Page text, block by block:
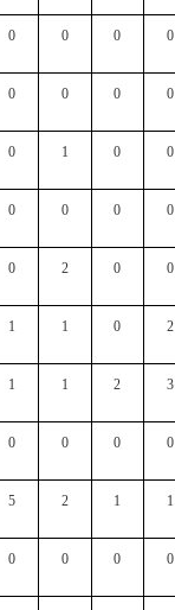
0 0 0 0
0 0 0 0
0 1 0 0
0 0 0 0
0 2 0 0
1 1 0 2
1 1 2 3
0 0 0 0
5 2 1 1
0 0 0 0